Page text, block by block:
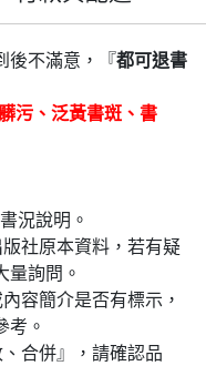
後不滿意，『都可退書
污、泛黃書斑、書
況說明。
社原本資料，若有疑
量詢問。
容簡介是否有標示，
考。
合併』，請確認品